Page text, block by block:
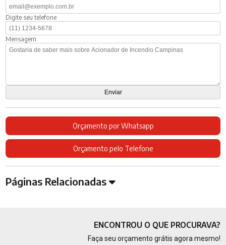
Digite seu telefone
Mensagem
Orçamento por Whatsapp
Orçamento pelo Telefone
Páginas Relacionadas
ENCONTROU O QUE PROCURAVA?
Faça seu orçamento grátis agora mesmo!